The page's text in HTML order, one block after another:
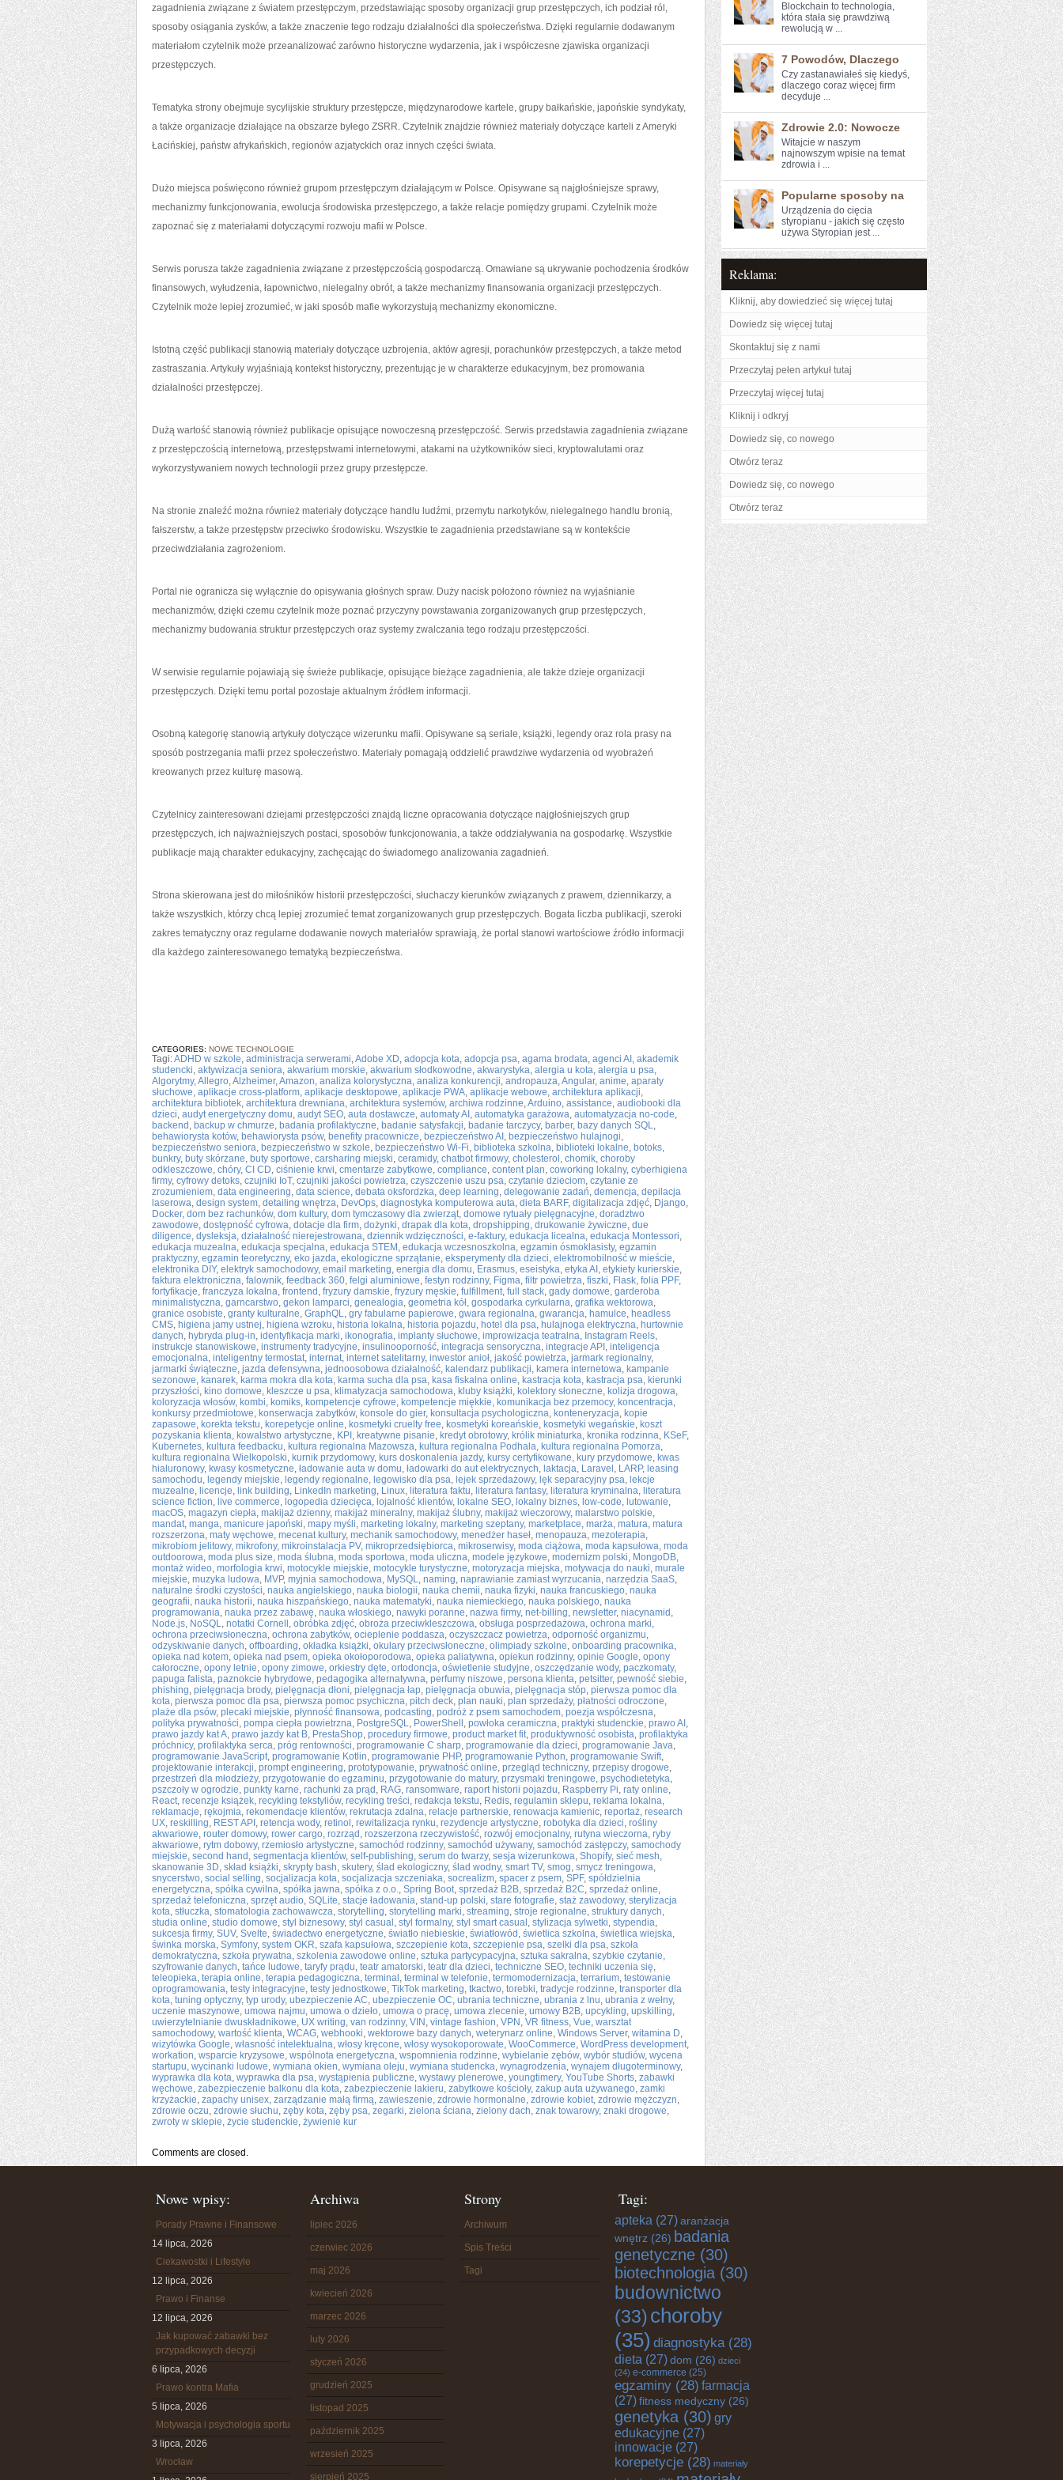
zagadnienia związane z światem przestępczym, przedstawiając sposoby organizacji grup przestępczych, ich podział ról,
sposoby osiągania zysków, a także znaczenie tego rodzaju działalności dla społeczeństwa. Dzięki regularnie dodawanym
materiałom czytelnik może przeanalizować zarówno historyczne wydarzenia, jak i współczesne zjawiska organizacji
przestępczych.
Tematyka strony obejmuje sycylijskie struktury przestępcze, międzynarodowe kartele, grupy bałkańskie, japońskie syndykaty,
a także organizacje działające na obszarze byłego ZSRR. Czytelnik znajdzie również materiały dotyczące karteli z Ameryki
Łacińskiej, państw afrykańskich, regionów azjatyckich oraz innych części świata.
Dużo miejsca poświęcono również grupom przestępczym działającym w Polsce. Opisywane są najgłośniejsze sprawy,
mechanizmy funkcjonowania, ewolucja środowiska przestępczego, a także relacje pomiędzy grupami. Czytelnik może
zapoznać się z materiałami dotyczącymi rozwoju mafii w Polsce.
Serwis porusza także zagadnienia związane z przestępczością gospodarczą. Omawiane są ukrywanie pochodzenia środków
finansowych, wyłudzenia, łapownictwo, nielegalny obrót, a także mechanizmy finansowania organizacji przestępczych.
Czytelnik może lepiej zrozumieć, w jaki sposób mafie wykorzystują mechanizmy ekonomiczne.
Istotną część publikacji stanowią materiały dotyczące uzbrojenia, aktów agresji, porachunków przestępczych, a także metod
zastraszania. Artykuły wyjaśniają kontekst historyczny, prezentując je w charakterze edukacyjnym, bez promowania
działalności przestępczej.
Dużą wartość stanowią również publikacje opisujące nowoczesną przestępczość. Serwis przedstawia zagadnienia związane
z przestępczością internetową, przestępstwami internetowymi, atakami na użytkowników sieci, kryptowalutami oraz
wykorzystywaniem nowych technologii przez grupy przestępcze.
Na stronie znaleźć można również materiały dotyczące handlu ludźmi, przemytu narkotyków, nielegalnego handlu bronią,
fałszerstw, a także przestępstw przeciwko środowisku. Wszystkie te zagadnienia przedstawiane są w kontekście
przeciwdziałania zagrożeniom.
Portal nie ogranicza się wyłącznie do opisywania głośnych spraw. Duży nacisk położono również na wyjaśnianie
mechanizmów, dzięki czemu czytelnik może poznać przyczyny powstawania zorganizowanych grup przestępczych,
mechanizmy budowania struktur przestępczych oraz systemy zwalczania tego rodzaju przestępczości.
W serwisie regularnie pojawiają się świeże publikacje, opisujące bieżące zagadnienia, ale także dzieje organizacji
przestępczych. Dzięki temu portal pozostaje aktualnym źródłem informacji.
Osobną kategorię stanowią artykuły dotyczące wizerunku mafii. Opisywane są seriale, książki, legendy oraz rola prasy na
sposób postrzegania mafii przez społeczeństwo. Materiały pomagają oddzielić prawdziwe wydarzenia od wyobrażeń
kreowanych przez kulturę masową.
Czytelnicy zainteresowani dziejami przestępczości znajdą liczne opracowania dotyczące najgłośniejszych grup
przestępczych, ich najważniejszych postaci, sposobów funkcjonowania, a także oddziaływania na gospodarkę. Wszystkie
publikacje mają charakter edukacyjny, zachęcając do świadomego analizowania zagadnień.
Strona skierowana jest do miłośników historii przestępczości, słuchaczy kierunków związanych z prawem, dziennikarzy, a
także wszystkich, którzy chcą lepiej zrozumieć temat zorganizowanych grup przestępczych. Bogata liczba publikacji, szeroki
zakres tematyczny oraz regularne dodawanie nowych materiałów sprawiają, że portal stanowi wartościowe źródło informacji
dla każdego zainteresowanego tematyką bezpieczeństwa.
CATEGORIES: NOWE TECHNOLOGIE
Tagi:ADHD w szkole, administracja serwerami,Adobe XD, adopcja kota, adopcja psa, agama brodata, agenci AI , akademik
studencki, aktywizacja seniora, akwarium morskie, akwarium słodkowodne, akwarystyka, alergia u kota, alergia u psa,
Algorytmy,Allegro,Alzheimer,Amazon, analiza kolorystyczna, analiza konkurencji, andropauza,Angular, anime, aparaty
słuchowe, aplikacje cross-platform, aplikacje desktopowe, aplikacje PWA, aplikacje webowe, architektura aplikacji,
architektura bibliotek, architektura drewniana, architektura systemów, archiwa rodzinne,Arduino, assistance, audiobooki dla
dzieci, audyt energetyczny domu, audyt SEO, auta dostawcze, automaty AI , automatyka garażowa, automatyzacja no-code,
backend , backup w chmurze, badania profilaktyczne, badanie satysfakcji, badanie tarczycy, barber, bazy danych SQL,
behawiorysta kotów, behawiorysta psów, benefity pracownicze, bezpieczeństwo AI , bezpieczeństwo hulajnogi,
bezpieczeństwo seniora, bezpieczeństwo w szkole, bezpieczeństwo Wi-Fi, biblioteka szkolna, biblioteki lokalne, botoks,
bunkry, buty skórzane, buty sportowe, carsharing miejski, ceramidy, chatbot firmowy, cholesterol , chomik, choroby
odkleszczowe, chóry, CI CD, ciśnienie krwi, cmentarze zabytkowe, compliance, content plan, coworking lokalny, cyberhigiena
firmy, cyfrowy detoks, czujniki IoT, czujniki jakości powietrza, czyszczenie uszu psa, czytanie dzieciom, czytanie ze
zrozumieniem, data engineering, data science, debata oksfordzka, deep learning, delegowanie zadań, demencja, depilacja
laserowa, design system, detailing wnętrza, DevOps, diagnostyka komputerowa auta, dieta BARF, digitalizacja zdjęć, Django,
Docker, dom bez rachunków, dom kultury, dom tymczasowy dla zwierząt, domowe rytuały pielęgnacyjne, doradztwo
zawodowe, dostępność cyfrowa, dotacje dla firm, dożynki, drapak dla kota, dropshipping, drukowanie żywiczne, due
diligence, dysleksja, działalność nierejestrowana, dziennik wdzięczności, e-faktury, edukacja licealna, edukacja Montessori,
edukacja muzealna, edukacja specjalna, edukacja STEM , edukacja wczesnoszkolna, egzamin ósmoklasisty, egzamin
praktyczny, egzamin teoretyczny, eko jazda, ekologiczne sprzątanie, eksperymenty dla dzieci, elektromobilność w mieście,
elektronika DIY, elektryk samochodowy, email marketing, energia dla domu, Erasmus, eseistyka, etyka AI , etykiety kurierskie,
faktura elektroniczna, falownik, feedback 360, felgi aluminiowe, festyn rodzinny, Figma, filtr powietrza, fiszki, Flask, folia PPF,
fortyfikacje, franczyza lokalna, frontend , fryzury damskie, fryzury męskie, fulfillment, full stack, gady domowe, garderoba
minimalistyczna, garncarstwo, gekon lamparci, genealogia, geometria kół, gospodarka cyrkularna, grafika wektorowa,
granice osobiste, granty kulturalne, GraphQL, gry fabularne papierowe, gwara regionalna, gwarancja, hamulce, headless
CMS, higiena jamy ustnej, higiena wzroku, historia lokalna, historia pojazdu, hotel dla psa, hulajnoga elektryczna, hurtownie
danych, hybryda plug-in, identyfikacja marki, ikonografia, implanty słuchowe, improwizacja teatralna, Instagram Reels,
instrukcje stanowiskowe, instrumenty tradycyjne, insulinooporność, integracja sensoryczna, integracje API , inteligencja
emocjonalna, inteligentny termostat, internat, internet satelitarny, inwestor anioł, jakość powietrza, jarmark regionalny,
jarmarki świąteczne, jazda defensywna, jednoosobowa działalność, kalendarz publikacji, kamera internetowa, kampanie
sezonowe, kanarek, karma mokra dla kota, karma sucha dla psa, kasa fiskalna online, kastracja kota, kastracja psa, kierunki
przyszłości, kino domowe, kleszcze u psa, klimatyzacja samochodowa, kluby książki, kolektory słoneczne, kolizja drogowa,
koloryzacja włosów, kombi, komiks, kompetencje cyfrowe, kompetencje miękkie, komunikacja bez przemocy, koncentracja,
konkursy przedmiotowe, konserwacja zabytków, konsole do gier, konsultacja psychologiczna, konteneryzacja, kopie
zapasowe, korekta tekstu, korepetycje online, kosmetyki cruelty free, kosmetyki koreańskie, kosmetyki wegańskie, koszt
pozyskania klienta, kowalstwo artystyczne, KPI , kreatywne pisanie, kredyt obrotowy, królik miniaturka, kronika rodzinna, KSeF,
Kubernetes, kultura feedbacku, kultura regionalna Mazowsza, kultura regionalna Podhala, kultura regionalna Pomorza,
kultura regionalna Wielkopolski, kurnik przydomowy, kurs doskonalenia jazdy, kursy certyfikowane, kury przydomowe, kwas
hialuronowy, kwasy kosmetyczne, ładowanie auta w domu, ładowarki do aut elektrycznych, laktacja, Laravel , LARP, leasing
samochodu, legendy miejskie, legendy regionalne, legowisko dla psa, lejek sprzedażowy, lęk separacyjny psa, lekcje
muzealne, licencje, link building, LinkedIn marketing, Linux, literatura faktu, literatura fantasy, literatura kryminalna, literatura
science fiction, live commerce, logopedia dziecięca, lojalność klientów, lokalne SEO, lokalny biznes, low-code, lutowanie,
macOS, magazyn ciepła, makijaż dzienny, makijaż mineralny, makijaż ślubny, makijaż wieczorowy, malarstwo polskie,
mandat, manga, manicure japoński, mapy myśli, marketing lokalny, marketing szeptany, marketplace, marża, matura, matura
rozszerzona, maty węchowe, mecenat kultury, mechanik samochodowy, menedżer haseł, menopauza, mezoterapia,
mikrobiom jelitowy, mikrofony, mikroinstalacja PV, mikroprzedsiębiorca, mikroserwisy, moda ciążowa, moda kapsułowa, moda
outdoorowa, moda plus size, moda ślubna, moda sportowa, moda uliczna, modele językowe, modernizm polski, MongoDB,
montaż wideo, morfologia krwi, motocykle miejskie, motocykle turystyczne, motoryzacja miejska, motywacja do nauki, murale
miejskie, muzyka ludowa, MVP, myjnia samochodowa, MySQL, naming, naprawianie zamiast wyrzucania, narzędzia SaaS,
naturalne środki czystości, nauka angielskiego, nauka biologii, nauka chemii, nauka fizyki, nauka francuskiego, nauka
geografii, nauka historii, nauka hiszpańskiego, nauka matematyki, nauka niemieckiego, nauka polskiego, nauka
programowania, nauka przez zabawę, nauka włoskiego, nawyki poranne, nazwa firmy, net-billing, newsletter, niacynamid ,
Node.js, NoSQL, notatki Cornell , obróbka zdjęć, obroża przeciwkleszczowa, obsługa posprzedażowa, ochrona marki,
ochrona przeciwsłoneczna, ochrona zabytków, ocieplenie poddasza, oczyszczacz powietrza, odporność organizmu,
odzyskiwanie danych, offboarding, okładka książki, okulary przeciwsłoneczne, olimpiady szkolne, onboarding pracownika,
opieka nad kotem, opieka nad psem, opieka okołoporodowa, opieka paliatywna, opiekun rodzinny, opinie Google, opony
całoroczne, opony letnie, opony zimowe, orkiestry dęte, ortodoncja, oświetlenie studyjne, oszczędzanie wody, paczkomaty,
papuga falista, paznokcie hybrydowe, pedagogika alternatywna, perfumy niszowe, persona klienta, petsitter, pewność siebie,
phishing, pielęgnacja brody, pielęgnacja dłoni, pielęgnacja łap, pielęgnacja obuwia, pielęgnacja stóp, pierwsza pomoc dla
kota, pierwsza pomoc dla psa, pierwsza pomoc psychiczna, pitch deck, plan nauki, plan sprzedaży, płatności odroczone,
plaże dla psów, plecaki miejskie, płynność finansowa, podcasting, podróż z psem samochodem, poezja współczesna,
polityka prywatności, pompa ciepła powietrzna, PostgreSQL, PowerShell , powłoka ceramiczna, praktyki studenckie, prawo AI ,
prawo jazdy kat A, prawo jazdy kat B, PrestaShop, procedury firmowe, product market fit, produktywność osobista, profilaktyka
próchnicy, profilaktyka serca, próg rentowności, programowanie C sharp, programowanie dla dzieci, programowanie Java,
programowanie JavaScript, programowanie Kotlin, programowanie PHP, programowanie Python, programowanie Swift,
projektowanie interakcji, prompt engineering, prototypowanie, prywatność online, przegląd techniczny, przepisy drogowe,
przestrzeń dla młodzieży, przygotowanie do egzaminu, przygotowanie do matury, przysmaki treningowe, psychodietetyka,
pszczoły w ogrodzie, punkty karne, rachunki za prąd , RAG, ransomware, raport historii pojazdu, Raspberry Pi, raty online,
React, recenzje książek, recykling tekstyliów, recykling treści, redakcja tekstu, Redis, regulamin sklepu, reklama lokalna,
reklamacje, rękojmia, rekomendacje klientów, rekrutacja zdalna, relacje partnerskie, renowacja kamienic, reportaż, research
UX, reskilling, REST API , retencja wody, retinol , rewitalizacja rynku, rezydencje artystyczne, robotyka dla dzieci, rośliny
akwariowe, router domowy, rower cargo, rozrząd , rozszerzona rzeczywistość, rozwój emocjonalny, rutyna wieczorna, ryby
akwariowe, rytm dobowy, rzemiosło artystyczne, samochód rodzinny, samochód używany, samochód zastępczy, samochody
miejskie, second hand , segmentacja klientów, self-publishing, serum do twarzy, sesja wizerunkowa, Shopify, sieć mesh,
skanowanie 3D, skład książki, skrypty bash, skutery, ślad ekologiczny, ślad wodny, smart TV, smog, smycz treningowa,
snycerstwo, social selling, socjalizacja kota, socjalizacja szczeniaka, socrealizm, spacer z psem, SPF, spółdzielnia
energetyczna, spółka cywilna, spółka jawna, spółka z o.o., Spring Boot, sprzedaż B2B, sprzedaż B2C, sprzedaż online,
sprzedaż telefoniczna, sprzęt audio, SQLite, stacje ładowania, stand-up polski, stare fotografie, staż zawodowy, sterylizacja
kota, stłuczka, stomatologia zachowawcza, storytelling, storytelling marki, streaming, stroje regionalne, struktury danych,
studia online, studio domowe, styl biznesowy, styl casual , styl formalny, styl smart casual , stylizacja sylwetki, stypendia,
sukcesja firmy, SUV, Svelte, świadectwo energetyczne, światło niebieskie, światłowód , świetlica szkolna, świetlica wiejska,
świnka morska, Symfony, system OKR, szafa kapsułowa, szczepienie kota, szczepienie psa, szelki dla psa, szkoła
demokratyczna, szkoła prywatna, szkolenia zawodowe online, sztuka partycypacyjna, sztuka sakralna, szybkie czytanie,
szyfrowanie danych, tańce ludowe, taryfy prądu, teatr amatorski, teatr dla dzieci, techniczne SEO, techniki uczenia się,
teleopieka, terapia online, terapia pedagogiczna, terminal , terminal w telefonie, termomodernizacja, terrarium, testowanie
oprogramowania, testy integracyjne, testy jednostkowe, TikTok marketing, tkactwo, torebki, tradycje rodzinne, transporter dla
kota, tuning optyczny, typ urody, ubezpieczenie AC, ubezpieczenie OC, ubrania techniczne, ubrania z lnu, ubrania z wełny,
uczenie maszynowe, umowa najmu, umowa o dzieło, umowa o pracę, umowa zlecenie, umowy B2B, upcykling, upskilling,
uwierzytelnianie dwuskładnikowe, UX writing, van rodzinny, VIN , vintage fashion, VPN , VR fitness, Vue, warsztat
samochodowy, wartość klienta, WCAG, webhooki, wektorowe bazy danych, weterynarz online, Windows Server, witamina D,
wizytówka Google, własność intelektualna, włosy kręcone, włosy wysokoporowate, WooCommerce, WordPress development,
workation, wsparcie kryzysowe, wspólnota energetyczna, wspomnienia rodzinne, wybielanie zębów, wybór studiów, wycena
startupu, wycinanki ludowe, wymiana okien, wymiana oleju, wymiana studencka, wynagrodzenia, wynajem długoterminowy,
wyprawka dla kota, wyprawka dla psa, wystąpienia publiczne, wystawy plenerowe, youngtimery, YouTube Shorts, zabawki
węchowe, zabezpieczenie balkonu dla kota, zabezpieczenie lakieru, zabytkowe kościoły, zakup auta używanego, zamki
krzyżackie, zapachy unisex, zarządzanie małą firmą, zawieszenie, zdrowie hormonalne, zdrowie kobiet, zdrowie mężczyzn,
zdrowie oczu, zdrowie słuchu, zęby kota, zęby psa, zegarki, zielona ściana, zielony dach, znak towarowy, znaki drogowe,
zwroty w sklepie, życie studenckie, żywienie kur
Comments are closed.
Blockchain to⁢ technologia,
która stała się prawdziwą
rewolucją w ...
7 Powodów, Dlaczego
Czy zastanawiałeś się kiedyś,
dlaczego coraz więcej firm
decyduje ...
Zdrowie 2.0: Nowocze
Witajcie w naszym
⁢najnowszym wpisie na temat
zdrowia ​i ...
Popularne sposoby na
Urządzenia do cięcia
styropianu - jakich się często
używa Styropian jest ...
Reklama:
Kliknij, aby dowiedzieć się więcej tutaj
Dowiedz się więcej tutaj
Skontaktuj się z nami
Przeczytaj pełen artykuł tutaj
Przeczytaj więcej tutaj
Kliknij i odkryj
Dowiedz się, co nowego
Otwórz teraz
Dowiedz się, co nowego
Otwórz teraz
Nowe wpisy:
Porady Prawne i Finansowe
14 lipca, 2026
Ciekawostki i Lifestyle
12 lipca, 2026
Prawo i Finanse
12 lipca, 2026
Jak kupować zabawki bez
przypadkowych decyzji
6 lipca, 2026
Prawo kontra Mafia
5 lipca, 2026
Motywacja i psychologia sportu
3 lipca, 2026
Wrocław
Archiwa
lipiec 2026
czerwiec 2026
maj 2026
kwiecień 2026
marzec 2026
luty 2026
styczeń 2026
grudzień 2025
listopad 2025
październik 2025
wrzesień 2025
sierpień 2025
Strony
Archiwum
Spis Treści
Tagi
Tagi:
apteka (27) aranżacja
wnętrz (26) badania
genetyczne (30)
biotechnologia (30)
budownictwo
(33)choroby
(35) diagnostyka(28)
dieta (27) dom (26) dzieci
(24) e-commerce (25)
egzaminy (28) farmacja
(27) fitness medyczny (26)
genetyka (30) gry
edukacyjne (27)
innowacje (27)
korepetycje (28) materiały